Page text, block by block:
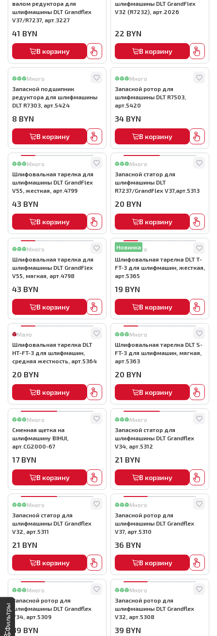
Фильтры
валом редуктора для
шлифмашины DLT Grandflex
V37/R7237, арт.3227
41 BYN
В корзину
шлифмашины DLT GrandFlex
V32 (R7232), арт.2026
22 BYN
В корзину
Много
Запасной подшипник
редуктора для шлифмашины
DLT R7303, арт.5424
8 BYN
В корзину
Много
Запасной ротор для
шлифмашины DLT R7503,
арт.5420
34 BYN
В корзину
Много
Шлифовальная тарелка для
шлифмашины DLT GrandFlex
V55, жесткая, арт.4799
43 BYN
В корзину
Много
Запасной статор для
шлифмашины DLT
R7237/GrandFlex V37,арт.5313
20 BYN
В корзину
Много
Шлифовальная тарелка для
шлифмашины DLT GrandFlex
V55, мягкая, арт.4798
43 BYN
В корзину
Много
Новинка
Шлифовальная тарелка DLT Т-
FT-3 для шлифмашин, жесткая,
арт.5365
19 BYN
В корзину
Мало
Шлифовальная тарелка DLT
НТ-FT-3 для шлифмашин,
средняя жесткость, арт.5364
20 BYN
В корзину
Много
Шлифовальная тарелка DLT S-
FT-3 для шлифмашин, мягкая,
арт.5363
20 BYN
В корзину
Много
Сменная щетка на
шлифмашину BIHUI,
арт.CG2000-67
17 BYN
В корзину
Много
Запасной статор для
шлифмашины DLT Grandflex
V34, арт.5312
21 BYN
В корзину
Много
Запасной статор для
шлифмашины DLT Grandflex
V32, арт.5311
21 BYN
В корзину
Много
Запасной ротор для
шлифмашины DLT Grandflex
V37, арт.5310
36 BYN
В корзину
Много
Запасной ротор для
шлифмашины DLT Grandflex
V34, арт.5309
39 BYN
Много
Запасной ротор для
шлифмашины DLT Grandflex
V32, арт.5308
39 BYN